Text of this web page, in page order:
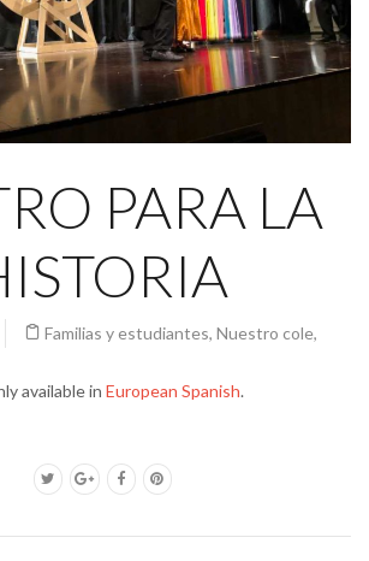
PARA LA
Familias y estudiantes, Nuestro cole,
available in European Spanish.